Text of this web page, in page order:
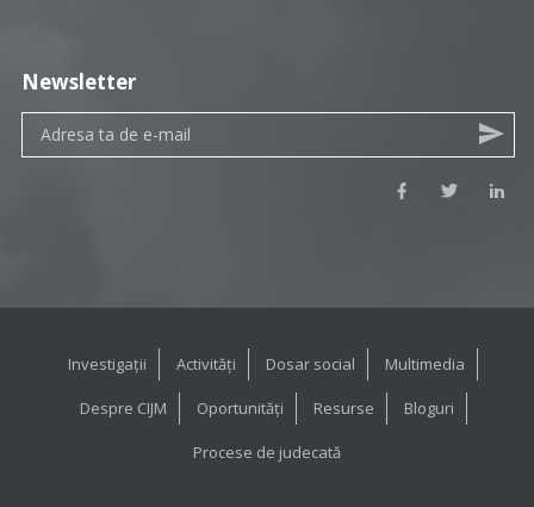
Newsletter
Investigații Activități Dosar social Multimedia
Despre CIJM Oportunități Resurse Bloguri
Procese de judecată